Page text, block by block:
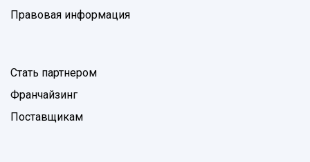
Правовая информация
Стать партнером
Франчайзинг
Поставщикам